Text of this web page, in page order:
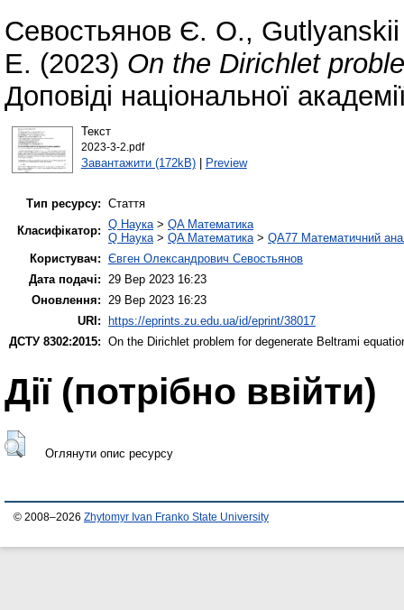
Севостьянов Є. О.,
E. (2023) On the Dirichlet
Доповіді національної
Текст
2023-3-2.pdf
Завантажити (172kB)| Preview
Тип ресурсу: Стаття
Класифікатор: Q Наука> QA Математика
Q Наука> QA Математика> QA77 Математичний
Користувач: Євген Олександрович Севостьянов
Дата подачі: 29 Вер 2023 16:23
Оновлення: 29 Вер 2023 16:23
URI:
https://eprints.zu.edu.ua/id/eprint/38017
ДСТУ 8302:2015: On the Dirichlet problem for degenerate Beltrami
Дії ​​(потрібно ввійти)
Оглянути опис ресурсу
© 2008–2026 Zhytomyr Ivan Franko State University